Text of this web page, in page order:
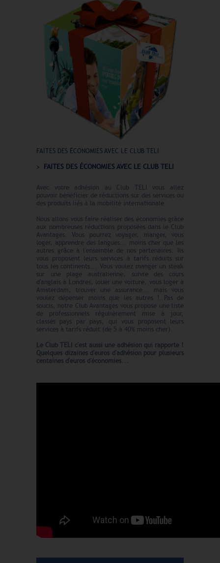
FAITES DES ÉCONOMIES AVEC LE CLUB TELI
FAITES DES ÉCONOMIES AVEC LE CLUB TELI
Avec votre adhésion au Club TELI vous allez
pouvoir bénéficier de réductions sur des services ou
des produits liés à la mobilité internationale.
Nous allons vous faire réaliser des économies grâce
aux nombreuses réductions proposées dans le Club
Avantages. Vous pourrez voyager, manger, vous
loger, apprendre des langues... moins cher que les
autres grâce à l'ensemble de nos partenaires. Ils
vous proposent leurs services à tarifs réduits sur
tous les continents... Vous voulez manger un steak
sur une plage australienne, suivre des cours
d'anglais à Londres, louer une voiture, vous loger à
Amsterdam, trouver une assurance... mais vous
voulez dépenser moins que les autres ! Pas de
soucis, notre Club Avantages vous propose une liste
de professionnels régulièrement mise à jour,
classés pays par pays, qui vous proposent leurs
services à tarifs réduit (de 5 à 40% moins cher).
Le Club TELI c'est aussi une adhésion qui rapporte !
Quelques dizaines d'euros d'adhésion pour plusieurs
centaines d'euros d'économies...